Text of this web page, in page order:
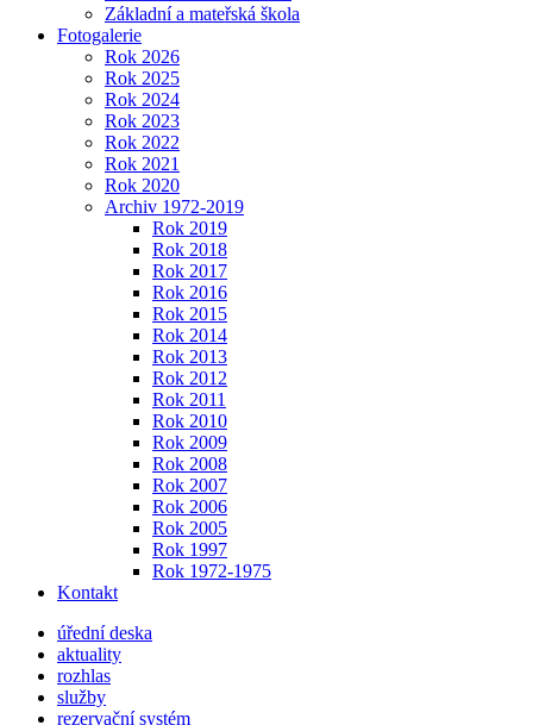
Základní a mateřská škola
Fotogalerie
Rok 2026
Rok 2025
Rok 2024
Rok 2023
Rok 2022
Rok 2021
Rok 2020
Archiv 1972-2019
Rok 2019
Rok 2018
Rok 2017
Rok 2016
Rok 2015
Rok 2014
Rok 2013
Rok 2012
Rok 2011
Rok 2010
Rok 2009
Rok 2008
Rok 2007
Rok 2006
Rok 2005
Rok 1997
Rok 1972-1975
Kontakt
úřední deska
aktuality
rozhlas
služby
rezervační systém